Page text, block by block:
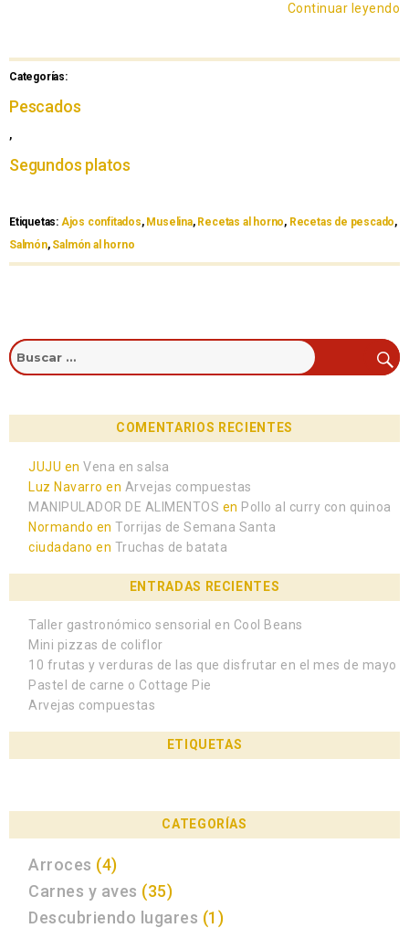
Continuar leyendo
Categorías:
Pescados
,
Segundos platos
Etiquetas: Ajos confitados, Muselina, Recetas al horno, Recetas de pescado,
Salmón, Salmón al horno
COMENTARIOS RECIENTES
JUJU enVena en salsa
Luz Navarro en Arvejas compuestas
MANIPULADOR DE ALIMENTOS en Pollo al curry con quinoa
Normando enTorrijas de Semana Santa
ciudadano en Truchas de batata
ENTRADAS RECIENTES
Taller gastronómico sensorial en Cool Beans
Mini pizzas de coliflor
10 frutas y verduras de las que disfrutar en el mes de mayo
Pastel de carne o Cottage Pie
Arvejas compuestas
ETIQUETAS
CATEGORÍAS
Arroces (4)
Carnes y aves (35)
Descubriendo lugares (1)